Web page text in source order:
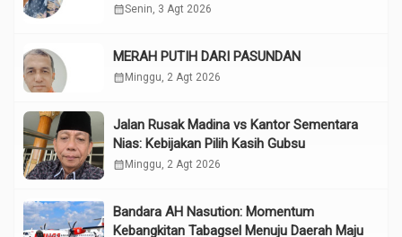
calendar_monthSenin, 3 Agt 2026
MERAH PUTIH DARI PASUNDAN
calendar_monthMinggu, 2 Agt 2026
Jalan Rusak Madina vs Kantor Sementara
Nias: Kebijakan Pilih Kasih Gubsu
calendar_monthMinggu, 2 Agt 2026
Bandara AH Nasution: Momentum
Kebangkitan Tabagsel Menuju Daerah Maju